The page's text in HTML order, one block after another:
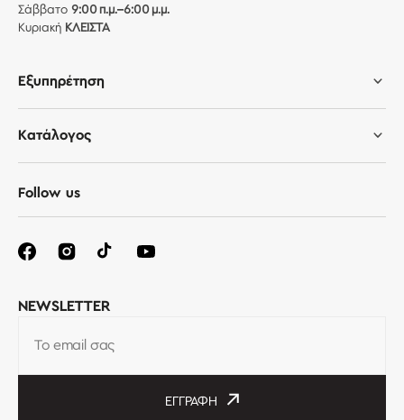
Σάββατο 9:00 π.μ.–6:00 μ.μ.
Κυριακή ΚΛΕΙΣΤΑ
Εξυπηρέτηση
Κατάλογος
NEWSLETTER
Το email σας
ΕΓΓΡΑΦΉ
Follow us